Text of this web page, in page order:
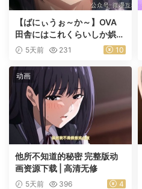
【ばにぃうぉ～か～】OVA
田舎にはこれくらいしか娯楽
がない ＃1乡下几乎没有娱乐
5天前 231 10
动画
他所不知道的秘密 完整版动
画资源下载 | 高清无修
5天前 396 4